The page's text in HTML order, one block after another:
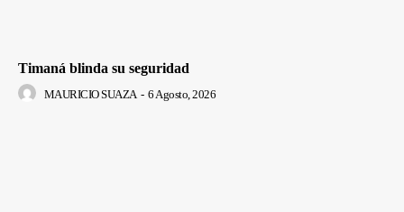
Timaná blinda su seguridad
MAURICIO SUAZA - 6 Agosto, 2026